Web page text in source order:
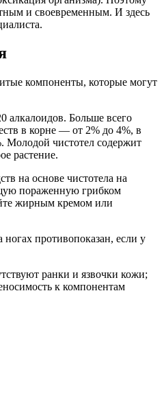
и своевременным. И здесь
компоненты, которые могут
алкалоидов. Больше всего
в корне — от 2% до 4%, в
Молодой чистотел содержит
растение.
на основе чистотела на
пораженную грибком
жирным кремом или
ногах противопоказан, если у
ранки и язвочки кожи;
к компонентам